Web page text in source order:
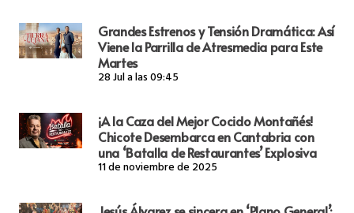
Grandes Estrenos y Tensión Dramática: Así
Viene la Parrilla de Atresmedia para Este
Martes
28 Jul a las 09:45
¡A la Caza del Mejor Cocido Montañés!
Chicote Desembarca en Cantabria con
una ‘Batalla de Restaurantes’ Explosiva
11 de noviembre de 2025